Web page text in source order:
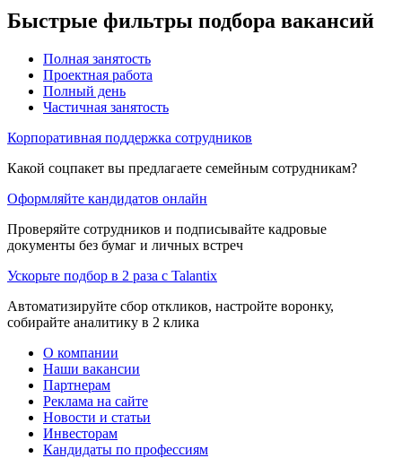
Быстрые фильтры подбора вакансий
Полная занятость
Проектная работа
Полный день
Частичная занятость
Корпоративная поддержка сотрудников
Какой соцпакет вы предлагаете семейным сотрудникам?
Оформляйте кандидатов онлайн
Проверяйте сотрудников и подписывайте кадровые
документы без бумаг и личных встреч
Ускорьте подбор в 2 раза с Talantix
Автоматизируйте сбор откликов, настройте воронку,
собирайте аналитику в 2 клика
О компании
Наши вакансии
Партнерам
Реклама на сайте
Новости и статьи
Инвесторам
Кандидаты по профессиям